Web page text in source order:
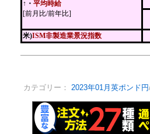
↑・ 平均時給
[前月比/前年比]
米)ISM非製造業景況指数
カテゴリー： 2023年01月英ポンド円